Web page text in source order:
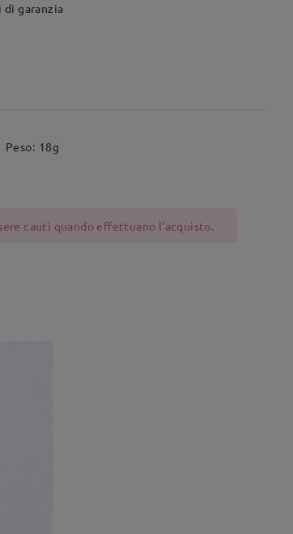
di garanzia
Peso: 18g
cauti quando effettuano l'acquisto.